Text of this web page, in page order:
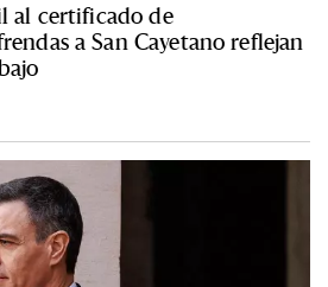
al certificado de
a San Cayetano reflejan